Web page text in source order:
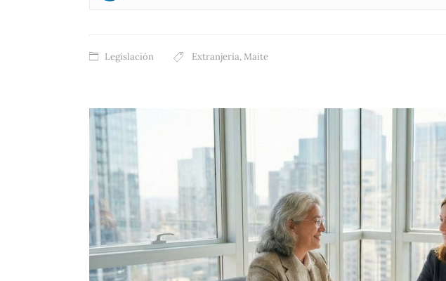
Legislación Extranjería, Maite